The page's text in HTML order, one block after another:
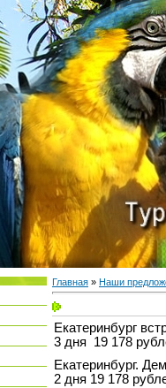
Главная » Наши
Екатеринбург
3 дня 19 178
Екатеринбург.
2 дня 19 178